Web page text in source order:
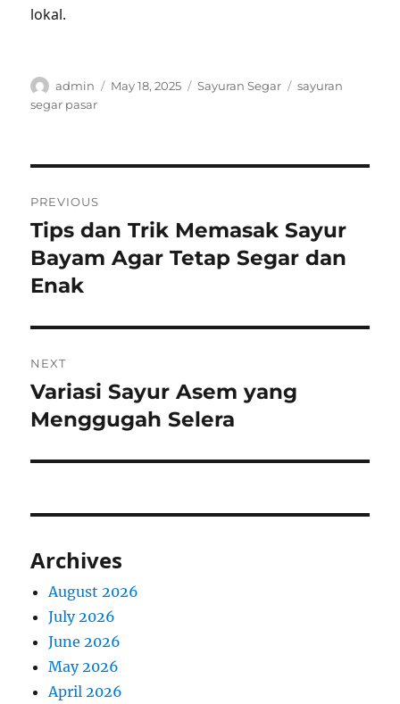
lokal.
Author
admin
Posted
May 18, 2025 Categories
Sayuran Segar Tags
sayuran
segar pasar
navigation
PREVIOUS
Previous
post:
Tips dan Trik Memasak Sayur
Bayam Agar Tetap Segar dan
Enak
NEXT
Next
post:
Variasi Sayur Asem yang
Menggugah Selera
Archives
August 2026
July 2026
June 2026
May 2026
April 2026